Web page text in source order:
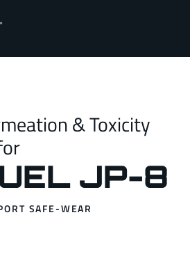
& Toxicity
JP-8
SAFE-WEAR